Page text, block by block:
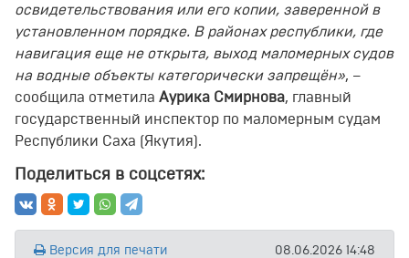
освидетельствования или его копии, заверенной в
установленном порядке. В районах республики, где
навигация еще не открыта, выход маломерных судов
на водные объекты категорически запрещён», –
сообщила отметила Аурика Смирнова, главный
государственный инспектор по маломерным судам
Республики Саха (Якутия).
Поделиться в соцсетях:
Версия для печати 08.06.2026 14:48